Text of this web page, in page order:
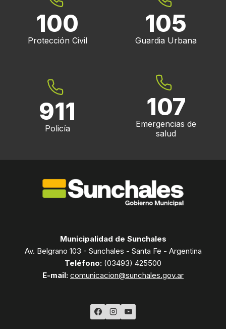
100
Protección Civil
105
Guardia Urbana
911
Policía
107
Emergencias de
salud
Municipalidad de Sunchales
Av. Belgrano 103 - Sunchales - Santa Fe - Argentina
Teléfono: (03493) 425500
E-mail: comunicacion@sunchales.gov.ar